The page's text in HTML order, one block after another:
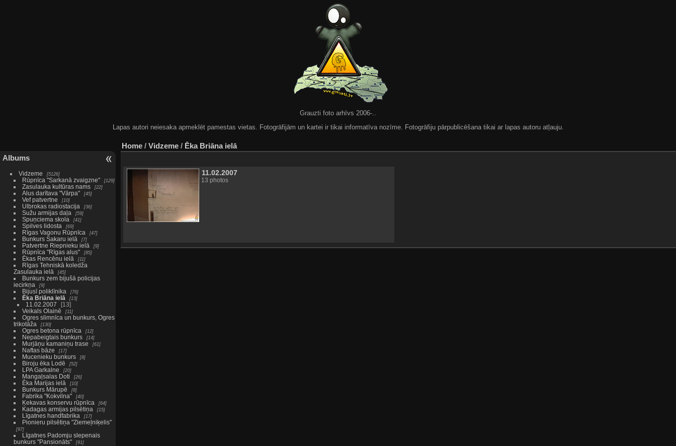
Grauzti foto arhīvs 2006-..
Lapas autori neiesaka apmeklēt pamestas vietas. Fotogrāfijām un kartei ir tikai informatīva nozīme. Fotogrāfiju pārpublicēšana tikai ar lapas autoru atļauju.
Albums
Vidzeme 5126
Rūpnīca "Sarkanā zvaigzne" 129
Zasulauka kultūras nams 22
Alus darītava "Vārpa" 45
Vef patvertne 10
Ulbrokas radiostacija 36
Sužu armijas daļa 59
Spuņciema skola 41
Spilves lidosta 69
Rīgas Vagonu Rūpnīca 47
Bunkurs Sakaru ielā 7
Patvertne Riepnieku ielā 9
Rūpnīca "Rīgas alus" 85
Ēkas Rencēnu ielā 11
Rīgas Tehniskā koledža
Zasulauka ielā
45
Bunkurs zem bijušā policijas
iecirkņa
9
Bijusī poliklīnika 76
Ēka Briāna ielā 13
11.02.2007
13
Veikals Olainē
11
Ogres slimnīca un bunkurs, Ogres
trikotāža
130
Ogres betona rūpnīca 12
Nepabeigtais bunkurs 14
Murjāņu kamaniņu trase 61
Naftas bāze 17
Mucenieku bunkurs 8
Biroju ēka Lodē 52
LPA Garkalne 20
Mangaļsalas Doti 26
Ēka Marijas ielā 10
Bunkurs Mārupē 8
Fabrika "Kokvilna" 40
Ķekavas konservu rūpnīca 64
Kadagas armijas pilsētiņa 15
Līgatnes handfabrika 17
Pionieru pilsētiņa "Ziemeļniķelis"
97
Līgatnes Padomju slepenais
bunkurs "Pansionāts"
91
Home / Vidzeme / Ēka Briāna ielā
11.02.2007
13 photos